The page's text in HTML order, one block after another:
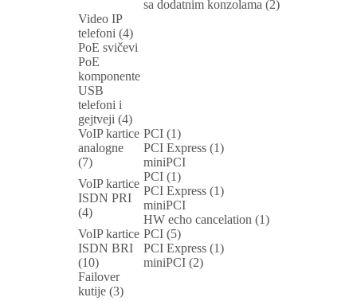
sa dodatnim konzolama (2)
Video IP
telefoni (4)
PoE svičevi
PoE
komponente
USB
telefoni i
gejtveji (4)
VoIP kartice
analogne
(7)
PCI (1)
PCI Express (1)
miniPCI
VoIP kartice
ISDN PRI
(4)
PCI (1)
PCI Express (1)
miniPCI
HW echo cancelation (1)
VoIP kartice
ISDN BRI
(10)
PCI (5)
PCI Express (1)
miniPCI (2)
Failover
kutije (3)